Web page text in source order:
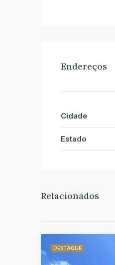
Endereços
Cidade
Estado
Relacionados
DESTAQUE